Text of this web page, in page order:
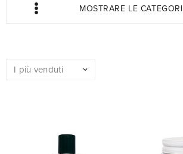
MOSTRARE LE